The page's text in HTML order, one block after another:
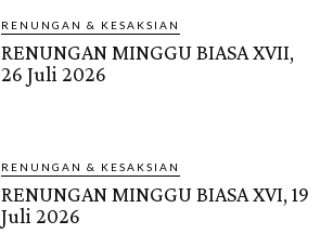
RENUNGAN & KESAKSIAN
RENUNGAN MINGGU BIASA XVII,
26 Juli 2026
RENUNGAN & KESAKSIAN
RENUNGAN MINGGU BIASA XVI, 19
Juli 2026